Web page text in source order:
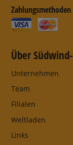
Zahlungsmethoden
Über
Unternehmen
Team
Filialen
Weltladen
Links